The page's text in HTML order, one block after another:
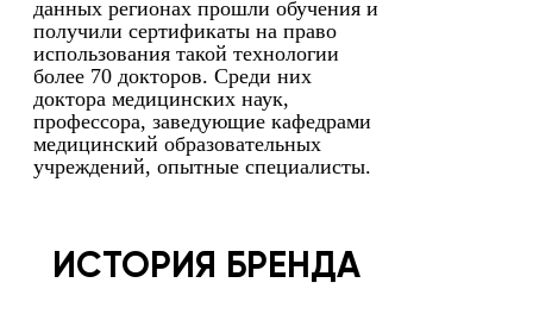
данных регионах прошли обучения и
получили сертификаты на право
использования такой технологии
более 70 докторов. Среди них
доктора медицинских наук,
профессора, заведующие кафедрами
медицинский образовательных
учреждений, опытные специалисты.
ИСТОРИЯ БРЕНДА